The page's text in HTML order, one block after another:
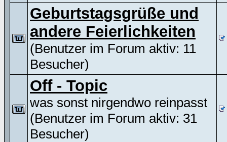
Geburtstagsgrüße und
andere Feierlichkeiten
(Benutzer im Forum aktiv: 11
Besucher)
Off - Topic
was sonst nirgendwo reinpasst
(Benutzer im Forum aktiv: 31
Besucher)